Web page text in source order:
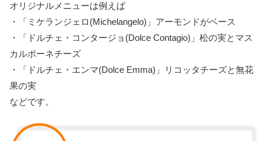
オリジナルメニューは例えば
・「ミケランジェロ(Michelangelo)」アーモンドがベース
・「ドルチェ・コンタージョ(Dolce Contagio)」松の実とマス
カルポーネチーズ
・「ドルチェ・エンマ(Dolce Emma)」リコッタチーズと無花
果の実
などです。